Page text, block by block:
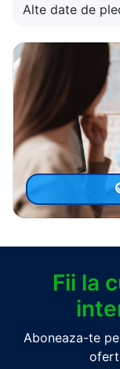
Alte date de
Fii la
Aboneaza-te